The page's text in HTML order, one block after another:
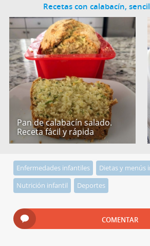
Recetas con calabacín,
Pan de calabacín salado.
Receta fácil y rápida
Enfermedades infantiles
Dietas y menús
Nutrición infantil
Deportes
COMENTAR